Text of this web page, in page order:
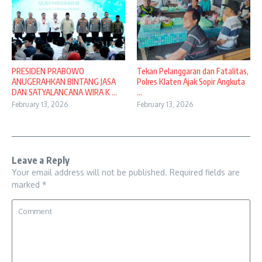
PRESIDEN PRABOWO
ANUGERAHKAN BINTANG JASA
DAN SATYALANCANA WIRA K ...
February 13, 2026
Tekan Pelanggaran dan Fatalitas,
Polres Klaten Ajak Sopir Angkuta
...
February 13, 2026
Leave a Reply
Your email address will not be published. Required fields are
marked *